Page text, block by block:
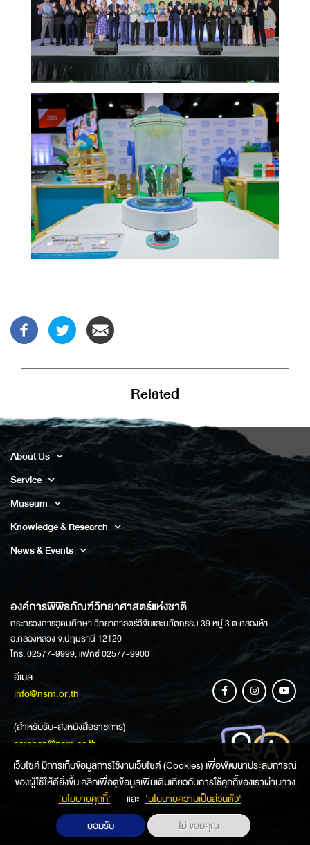
Related
About Us
Service
Museum
Knowledge & Research
News & Events
องค์การพิพิธภัณฑ์วิทยาศาสตร์แห่งชาติ
กระทรวงการอุดมศึกษา วิทยาศาสตร์วิจัยและนวัตกรรม 39 หมู่ 3 ต.คลองห้า
อ.คลองหลวง จ.ปทุมธานี 12120
โทร: 02577-9999, แฟกซ์ 02577-9900
อีเมล
info@nsm.or.th
(สำหรับรับ-ส่งหนังสือราชการ)
saraban@nsm.or.th
ช่องทางการสอบถามข้อมูล
เว็บไซค์ มีการเก็บข้อมูลการใช้งานเว็บไซต์ (Cookies) เพื่อพัฒนาประสบการณ์
ของผู้ใช้ให้ดียิ่งขึ้น คลิกเพื่อดูข้อมูลเพิ่มเติมเกี่ยวกับการใช้คุกกี้ของเราผ่านทาง
‘นโยบายคุกกี้’
และ ‘นโยบายความเป็นส่วนตัว'
ยอมรับ
ไม่ ขอบคุณ